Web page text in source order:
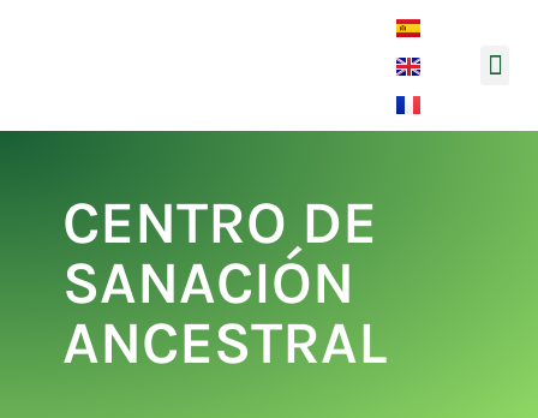
CENTRO DE
SANACIÓN
ANCESTRAL